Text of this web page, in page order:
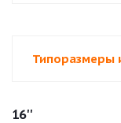
Типоразмеры
16''